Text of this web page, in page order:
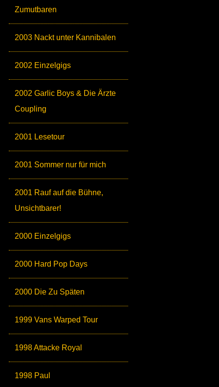
Zumutbaren
2003 Nackt unter Kannibalen
2002 Einzelgigs
2002 Garlic Boys & Die Ärzte
Coupling
2001 Lesetour
2001 Sommer nur für mich
2001 Rauf auf die Bühne,
Unsichtbarer!
2000 Einzelgigs
2000 Hard Pop Days
2000 Die Zu Späten
1999 Vans Warped Tour
1998 Attacke Royal
1998 Paul